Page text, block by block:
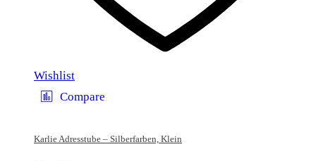
Wishlist
Compare
Karlie Adresstube – Silberfarben, Klein